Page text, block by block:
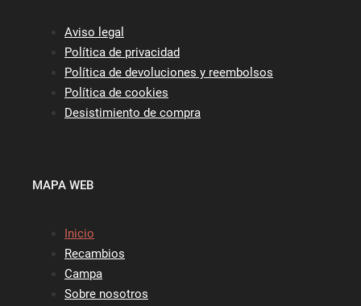
Aviso legal
Política de privacidad
Política de devoluciones y reembolsos
Política de cookies
Desistimiento de compra
MAPA WEB
Inicio
Recambios
Campa
Sobre nosotros